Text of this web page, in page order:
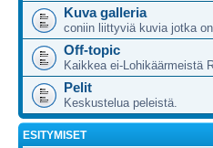
Kuva galleria
coniin liittyviä kuvia jotka
Off-topic
Kaikkea ei-Lohikäärmeistä
Pelit
Keskustelua peleistä.
ESITYMISET